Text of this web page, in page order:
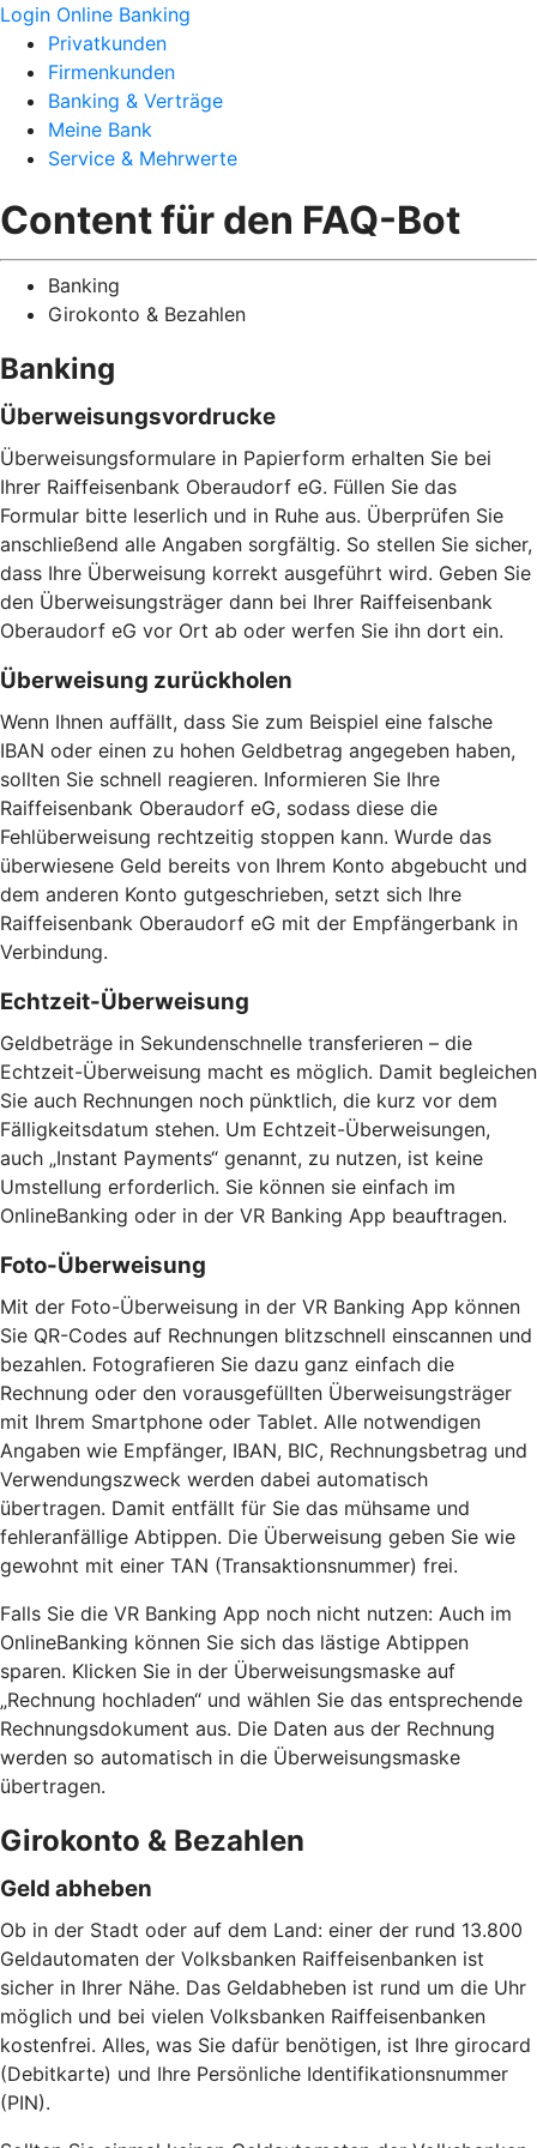
Login Online Banking
Privatkunden
Firmenkunden
Banking & Verträge
Meine Bank
Service & Mehrwerte
Content für den FAQ-Bot
Banking
Girokonto & Bezahlen
Banking
Überweisungsvordrucke
Überweisungsformulare in Papierform erhalten Sie bei
Ihrer Raiffeisenbank Oberaudorf eG. Füllen Sie das
Formular bitte leserlich und in Ruhe aus. Überprüfen Sie
anschließend alle Angaben sorgfältig. So stellen Sie sicher,
dass Ihre Überweisung korrekt ausgeführt wird. Geben Sie
den Überweisungsträger dann bei Ihrer Raiffeisenbank
Oberaudorf eG vor Ort ab oder werfen Sie ihn dort ein.
Überweisung zurückholen
Wenn Ihnen auffällt, dass Sie zum Beispiel eine falsche
IBAN oder einen zu hohen Geldbetrag angegeben haben,
sollten Sie schnell reagieren. Informieren Sie Ihre
Raiffeisenbank Oberaudorf eG, sodass diese die
Fehlüberweisung rechtzeitig stoppen kann. Wurde das
überwiesene Geld bereits von Ihrem Konto abgebucht und
dem anderen Konto gutgeschrieben, setzt sich Ihre
Raiffeisenbank Oberaudorf eG mit der Empfängerbank in
Verbindung.
Echtzeit-Überweisung
Geldbeträge in Sekundenschnelle transferieren – die
Echtzeit-Überweisung macht es möglich. Damit begleichen
Sie auch Rechnungen noch pünktlich, die kurz vor dem
Fälligkeitsdatum stehen. Um Echtzeit-Überweisungen,
auch „Instant Payments“ genannt, zu nutzen, ist keine
Umstellung erforderlich. Sie können sie einfach im
OnlineBanking oder in der VR Banking App beauftragen.
Foto-Überweisung
Mit der Foto-Überweisung in der VR Banking App können
Sie QR-Codes auf Rechnungen blitzschnell einscannen und
bezahlen. Fotografieren Sie dazu ganz einfach die
Rechnung oder den vorausgefüllten Überweisungsträger
mit Ihrem Smartphone oder Tablet. Alle notwendigen
Angaben wie Empfänger, IBAN, BIC, Rechnungsbetrag und
Verwendungszweck werden dabei automatisch
übertragen. Damit entfällt für Sie das mühsame und
fehleranfällige Abtippen. Die Überweisung geben Sie wie
gewohnt mit einer TAN (Transaktionsnummer) frei.
Falls Sie die VR Banking App noch nicht nutzen: Auch im
OnlineBanking können Sie sich das lästige Abtippen
sparen. Klicken Sie in der Überweisungsmaske auf
„Rechnung hochladen“ und wählen Sie das entsprechende
Rechnungsdokument aus. Die Daten aus der Rechnung
werden so automatisch in die Überweisungsmaske
übertragen.
Girokonto & Bezahlen
Geld abheben
Ob in der Stadt oder auf dem Land: einer der rund 13.800
Geldautomaten der Volksbanken Raiffeisenbanken ist
sicher in Ihrer Nähe. Das Geldabheben ist rund um die Uhr
möglich und bei vielen Volksbanken Raiffeisenbanken
kostenfrei. Alles, was Sie dafür benötigen, ist Ihre girocard
(Debitkarte) und Ihre Persönliche Identifikationsnummer
(PIN).